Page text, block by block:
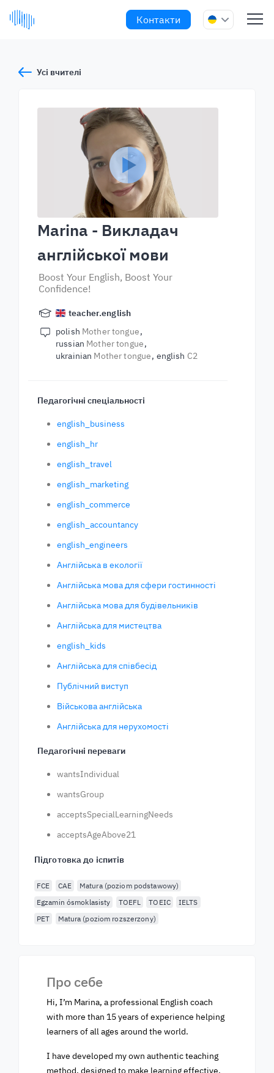
Контакти
Усі вчителі
Marina - Викладач
англійської мови
Boost Your English, Boost Your
Confidence!
teacher.english
polish Mother tongue
russian Mother tongue
ukrainian Mother tongue english C2
Педагогічні спеціальності
english_business
english_hr
english_travel
english_marketing
english_commerce
english_accountancy
english_engineers
Англійська в екології
Англійська мова для сфери гостинності
Англійська мова для будівельників
Англійська для мистецтва
english_kids
Англійська для співбесід
Публічний виступ
Військова англійська
Англійська для нерухомості
Педагогічні переваги
wantsIndividual
wantsGroup
acceptsSpecialLearningNeeds
acceptsAgeAbove21
Підготовка до іспитів
FCE CAE
Matura (poziom podstawowy)
Egzamin ósmoklasisty
TOEFL TOEIC
IELTS
PET
Matura (poziom rozszerzony)
Про себе
Hi, I’m Marina, a professional English coach
with more than 15 years of experience helping
learners of all ages around the world.
I have developed my own authentic teaching
method, designed to make learning effective,